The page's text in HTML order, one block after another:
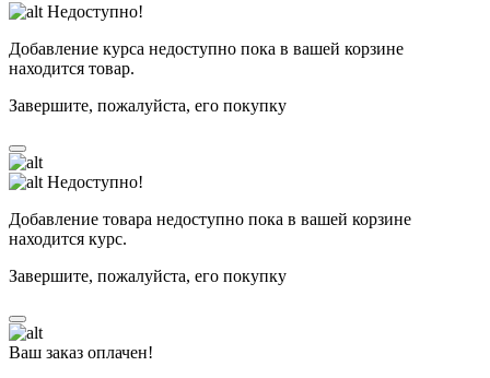
Недоступно!
Добавление курса недоступно пока в вашей корзине
находится товар.
Завершите, пожалуйста, его покупку
Недоступно!
Добавление товара недоступно пока в вашей корзине
находится курс.
Завершите, пожалуйста, его покупку
Ваш заказ оплачен!